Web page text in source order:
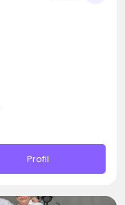
Profil